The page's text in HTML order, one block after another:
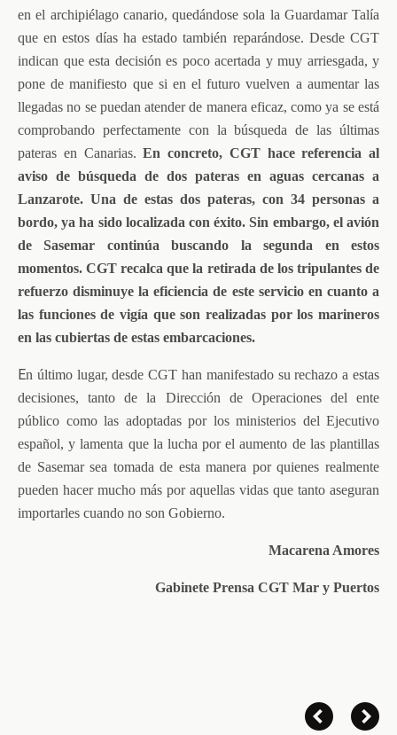
en el archipiélago canario, quedándose sola la Guardamar Talía
que en estos días ha estado también reparándose. Desde CGT
indican que esta decisión es poco acertada y muy arriesgada, y
pone de manifiesto que si en el futuro vuelven a aumentar las
llegadas no se puedan atender de manera eficaz, como ya se está
comprobando perfectamente con la búsqueda de las últimas
pateras en Canarias.En concreto, CGT hace referencia al
aviso de búsqueda de dos pateras en aguas cercanas a
Lanzarote. Una de estas dos pateras, con 34 personas a
bordo, ya ha sido localizada con éxito. Sin embargo, el avión
de Sasemar continúa buscando la segunda en estos
momentos. CGT recalca que la retirada de los tripulantes de
refuerzo disminuye la eficiencia de este servicio en cuanto a
las funciones de vigía que son realizadas por los marineros
en las cubiertas de estas embarcaciones.
En último lugar, desde CGT han manifestado su rechazo a estas
decisiones, tanto de la Dirección de Operaciones del ente
público como las adoptadas por los ministerios del Ejecutivo
español, y lamenta que la lucha por el aumento de las plantillas
de Sasemar sea tomada de esta manera por quienes realmente
pueden hacer mucho más por aquellas vidas que tanto aseguran
importarles cuando no son Gobierno.
Macarena Amores
Gabinete Prensa CGT Mar y Puertos